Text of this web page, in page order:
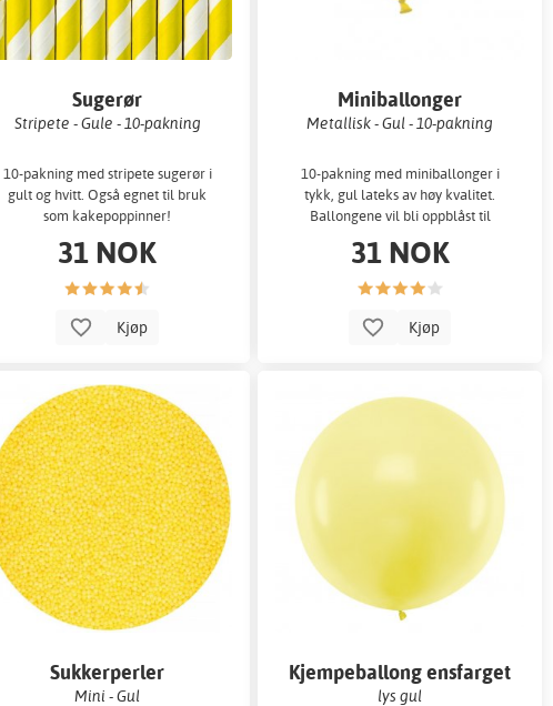
Sugerør
Stripete - Gule - 10-pakning
10-pakning med stripete sugerør i
gult og hvitt. Også egnet til bruk
som kakepoppinner!
31 NOK
Kjøp
Miniballonger
Metallisk - Gul - 10-pakning
10-pakning med miniballonger i
tykk, gul lateks av høy kvalitet.
Ballongene vil bli oppblåst til
31 NOK
Kjøp
Sukkerperler
Mini - Gul
Kjempeballong ensfarget
lys gul